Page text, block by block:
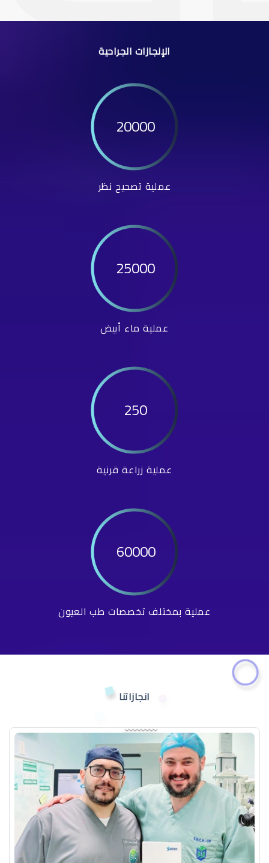
الإنجازات الجراحية
20000
عملية تصحيح نظر
25000
عملية ماء أبيض
250
عملية زراعة قرنية
60000
عملية بمختلف تخصصات طب العيون
انجازاتنا